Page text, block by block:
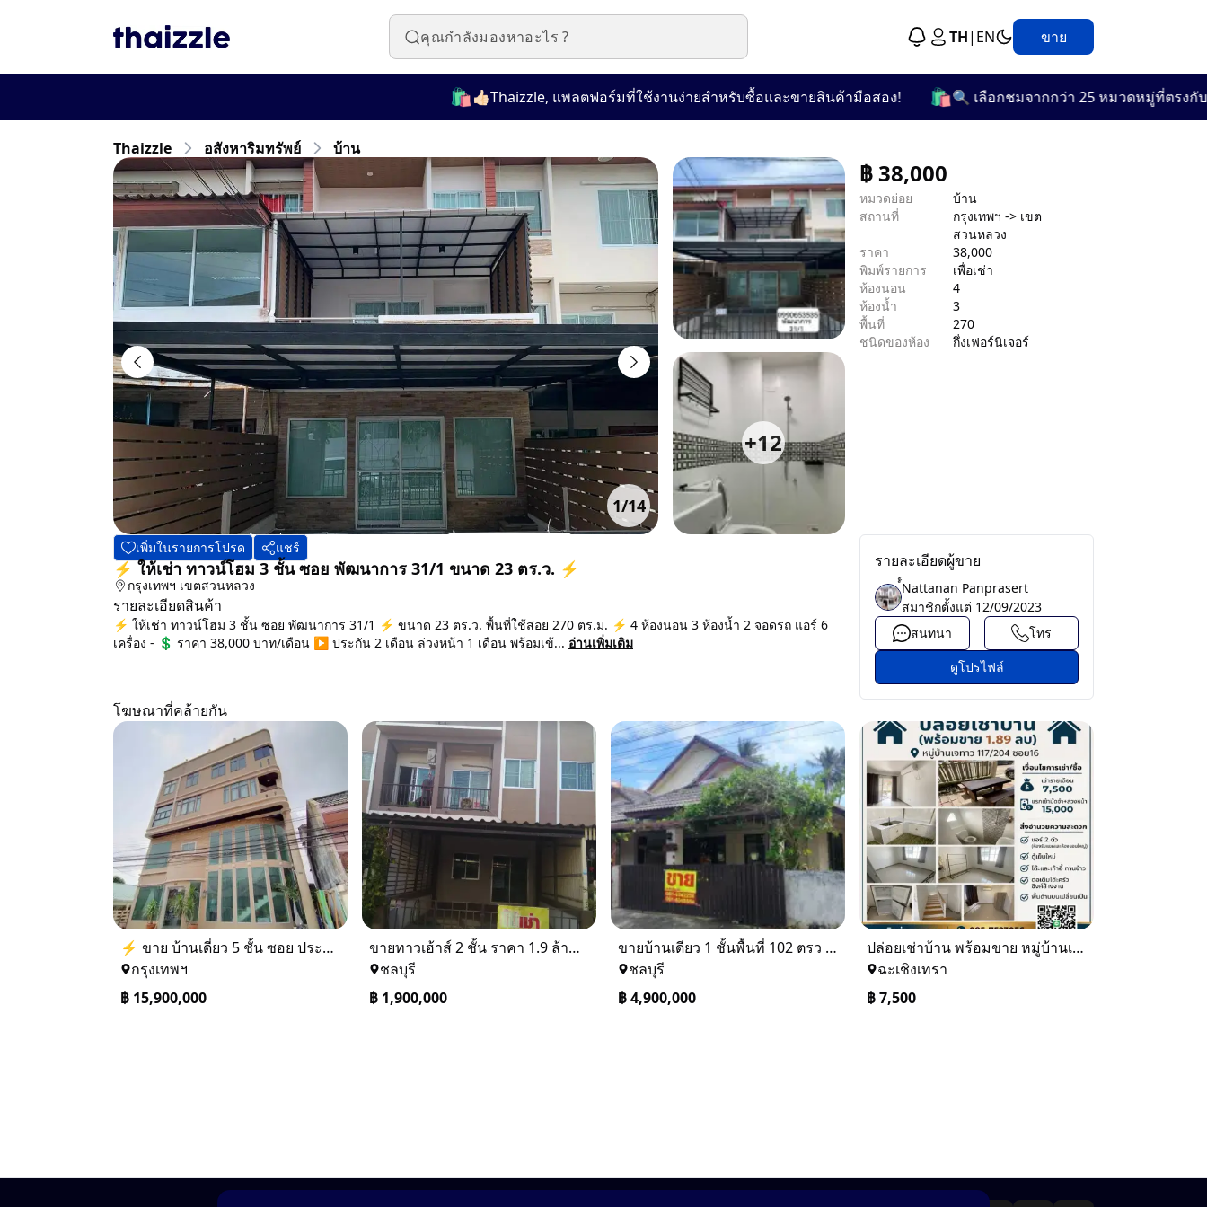
TH| EN ขาย
👍🏻Thaizzle, แพลตฟอร์มที่ใช้งานง่ายสำหรับซื้อและขายสินค้ามือสอง! 🛍️ 🔍 เลือกชมจากกว่า 25 หมวดหมู่ที่ตรงกับความ
Thaizzle อสังหาริมทรัพย์ บ้าน
1/14
+12
฿38,000
หมวดย่อย
บ้าน
สถานที่
กรุงเทพฯ -> เขต
สวนหลวง
ราคา
38,000
พิมพ์รายการ
เพื่อเช่า
ห้องนอน
4
ห้องน้ำ
3
พื้นที่
270
ชนิดของห้อง
กึ่งเฟอร์นิเจอร์
เพิ่มในรายการโปรด แชร์
⚡ ให้เช่า ทาวน์โฮม 3 ชั้น ซอย พัฒนาการ 31/1 ขนาด 23 ตร.ว. ⚡
กรุงเทพฯ เขตสวนหลวง
รายละเอียดสินค้า
⚡ ให้เช่า ทาวน์โฮม 3 ชั้น ซอย พัฒนาการ 31/1 ⚡ ขนาด 23 ตร.ว. พื้นที่ใช้สอย 270 ตร.ม. ⚡ 4 ห้องนอน 3 ห้องน้ำ 2 จอดรถ แอร์ 6
เครื่อง - 💲 ราคา 38,000 บาท/เดือน ▶️ ประกัน 2 เดือน ล่วงหน้า 1 เดือน พร้อมเข้... อ่านเพิ่มเติม
รายละเอียดผู้ขาย
์์Nattanan Panprasert
สมาชิกตั้งแต่ 12/09/2023
สนทนา
โทร
ดูโปรไฟล์
โฆษณาที่คล้ายกัน
⚡ ขาย บ้านเดี่ยว 5 ชั้น ซอย ประชาชื่น 14 ใกล้ BTS
กรุงเทพฯ
฿ 15,900,000
ขายทาวเฮ้าส์ 2 ชั้น ราคา 1.9 ล้านบาท ที่อยู่ ศรีราชา ชลบุรี
ชลบุรี
฿ 1,900,000
ขายบ้านเดียว 1 ชั้นพื้นที่ 102 ตรว บางละมุง ชลบุรี
ชลบุรี
฿4,900,000
ปล่อยเช่าบ้าน พร้อมขาย หมู่บ้านเจทาว ตำบลแสนภูดาษ
ฉะเชิงเทรา
฿7,500